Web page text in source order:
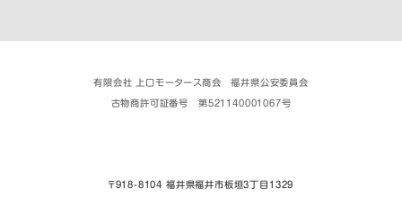
有限会社 上口モータース商会 福井県公安委員会
古物商許可証番号 第521140001067号
〒918-8104 福井県福井市板垣３丁目1329